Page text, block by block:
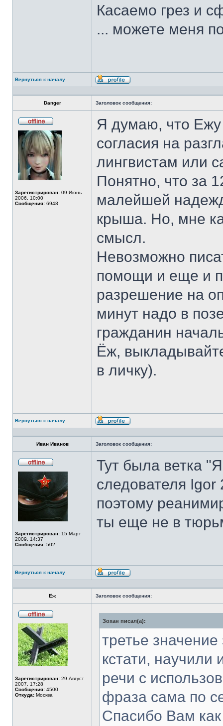
Касаемо грез и
... можете меня
Вернуться к началу
Профиль
Danger Заголовок сообщения:
в
сети
Зарегистрирован: 09 Июнь
2006, 10:00
Сообщения: 6948
Я думаю, что Ежу
согласия на
лингвистам или
Понятно, что за
малейшей
крыша. Но, мне
смысл.
Невозможно
помощи и еще и
разрешение на
минут надо в
гражданин
Ёж,
в личку).
Вернуться к началу
Профиль
Иван Иванов Заголовок сообщения:
Зарегистрирован: 15 Март
2009, 14:37
Сообщения: 502
Тут была ветка
следователя Igоr
поэтому
ты еще не в
Вернуться к началу
Профиль
Ёж Заголовок сообщения:
в
сети
Зарегистрирован: 29 Август
2007, 17:28
Сообщения: 4500
Откуда: Москва
Зохан писал(а):
третье
кстати, научили
речи с
фраза сама по
Спасибо Вам